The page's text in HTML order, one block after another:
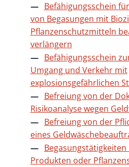
Befähigungsschein
von Begasungen mit
Pflanzenschutzmitteln
verlängern
Befähigungsschein
Umgang und Verkehr mit
explosionsgefährlichen
Befreiung von der
Risikoanalyse wegen
Befreiung von der
eines
Produkten oder